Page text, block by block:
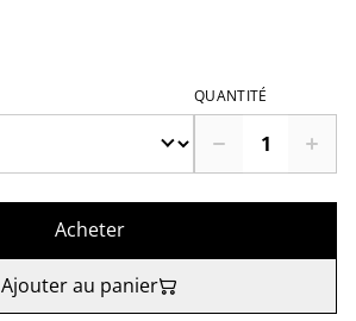
QUANTITÉ
Acheter
Ajouter au panier